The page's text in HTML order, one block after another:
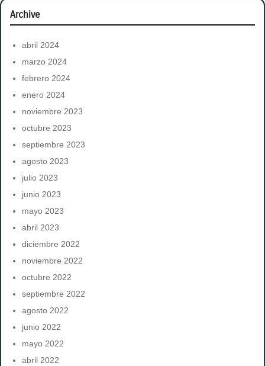
r
c
h
Archive
abril 2024
marzo 2024
febrero 2024
enero 2024
noviembre 2023
octubre 2023
septiembre 2023
agosto 2023
julio 2023
junio 2023
mayo 2023
abril 2023
diciembre 2022
noviembre 2022
octubre 2022
septiembre 2022
agosto 2022
junio 2022
mayo 2022
abril 2022